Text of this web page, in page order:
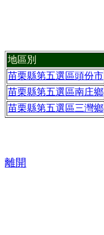
地區別
苗栗縣第五選區頭份市
苗栗縣第五選區南庄鄉
苗栗縣第五選區三灣鄉
離開